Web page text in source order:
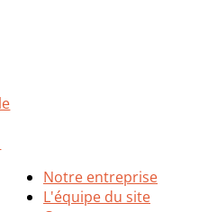
Notre entreprise
L'équipe du site